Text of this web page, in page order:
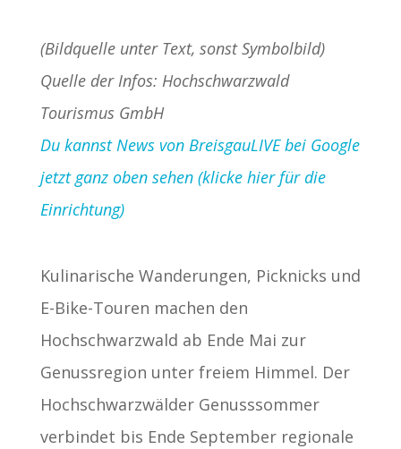
(Bildquelle unter Text, sonst Symbolbild)
Quelle der Infos: Hochschwarzwald
Tourismus GmbH
Du kannst News von BreisgauLIVE bei Google
jetzt ganz oben sehen (klicke hier für die
Einrichtung)
Kulinarische Wanderungen, Picknicks und
E-Bike-Touren machen den
Hochschwarzwald ab Ende Mai zur
Genussregion unter freiem Himmel. Der
Hochschwarzwälder Genusssommer
verbindet bis Ende September regionale